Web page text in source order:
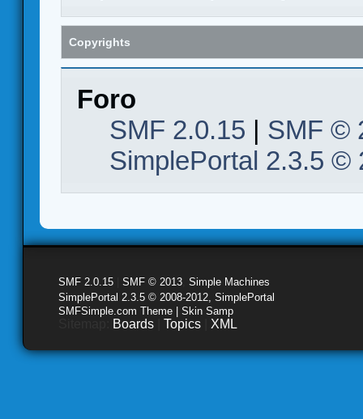
Copyrights
Foro
SMF 2.0.15 | SMF ©
SimplePortal 2.3.5 ©
SMF 2.0.15 SMF © 2013 Simple Machines
SimplePortal 2.3.5 © 2008-2012, SimplePortal
SMFSimple.com Theme | Skin Samp
Boards Topics XML